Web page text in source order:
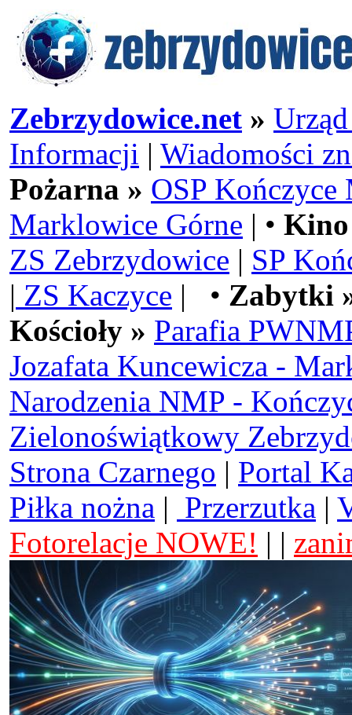
Zebrzydowice.net »
Informacji | Wiadomości
Pożarna » OSP Kończyce
Marklowice Górne | •
ZS Zebrzydowice | SP
| ZS Kaczyce | • Zabytki
Kościoły » Parafia
Jozafata Kuncewicza -
Narodzenia NMP -
Zielonoświątkowy
Strona Czarnego | Portal
Piłka nożna | Przerzutka |
Fotorelacje NOWE! | |